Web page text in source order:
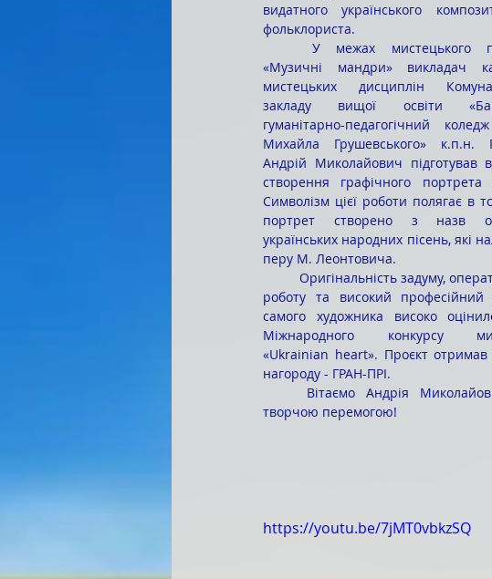
видатного українського
фольклориста.
«Музичні мандри» викладач
мистецьких дисциплін
закладу вищої освіти
гуманітарно-педагогічний
Михайла Грушевського» к.п.н.
Андрій Миколайович підготував
створення графічного портрета
Символізм цієї роботи полягає в
портрет створено з назв
українських народних пісень, які
перу М. Леонтовича.
роботу та високий професійний
самого художника високо
Міжнародного конкурсу
«Ukrainian heart». Проєкт отримав
нагороду - ГРАН-ПРІ.
творчою перемогою!
https://youtu.be/7jMT0vbkzSQ